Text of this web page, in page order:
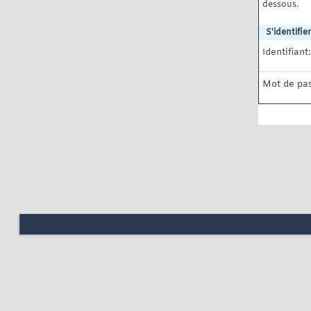
dessous.
S'identifier
Identifiant:
Mot de